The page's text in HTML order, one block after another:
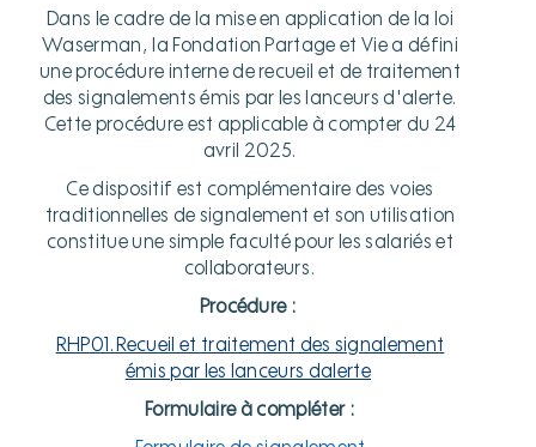
Dans le cadre de la mise en application de la loi
Waserman, la Fondation Partage et Vie a défini
une procédure interne de recueil et de traitement
des signalements émis par les lanceurs d'alerte.
Cette procédure est applicable à compter du 24
avril 2025.
Ce dispositif est complémentaire des voies
traditionnelles de signalement et son utilisation
constitue une simple faculté pour les salariés et
collaborateurs.
Procédure :
RHP01.Recueil et traitement des signalement
émis par les lanceurs dalerte
Formulaire à compléter :